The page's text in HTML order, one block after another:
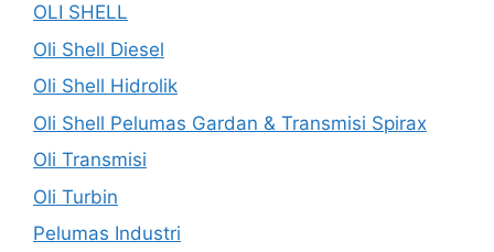
OLI SHELL
Oli Shell Diesel
Oli Shell Hidrolik
Oli Shell Pelumas Gardan & Transmisi Spirax
Oli Transmisi
Oli Turbin
Pelumas Industri